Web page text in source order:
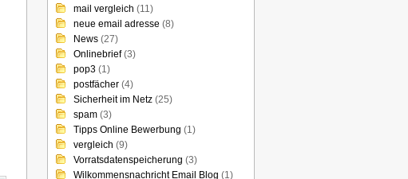
mail vergleich (11)
neue email adresse (8)
News (27)
Onlinebrief(3)
pop3 (1)
postfächer (4)
Sicherheit im Netz (25)
spam (3)
Tipps Online Bewerbung (1)
vergleich (9)
Vorratsdatenspeicherung (3)
Wilkommensnachricht Email Blog (1)